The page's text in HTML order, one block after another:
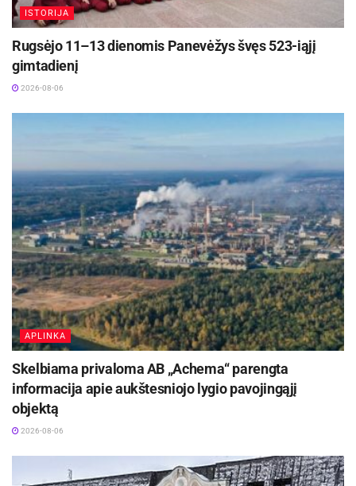
ISTORIJA
Rugsėjo 11–13 dienomis Panevėžys švęs 523-iąjį
gimtadienį
2026-08-06
APLINKA
Skelbiama privaloma AB „Achema“ parengta
informacija apie aukštesniojo lygio pavojingąjį
objektą
2026-08-06